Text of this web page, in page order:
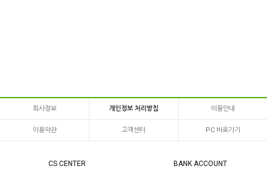
회사정보 개인정보 처리방침 이용안내
이용약관 고객센터 PC 바로가기
CS CENTER BANK ACCOUNT